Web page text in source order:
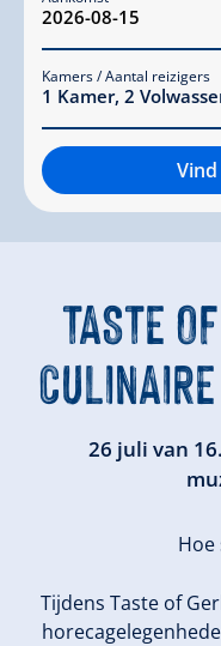
Kamers / Aantal reizigers
1 Kamer, 2
TASTE
26 juli van
Hoe
Tijdens Taste of